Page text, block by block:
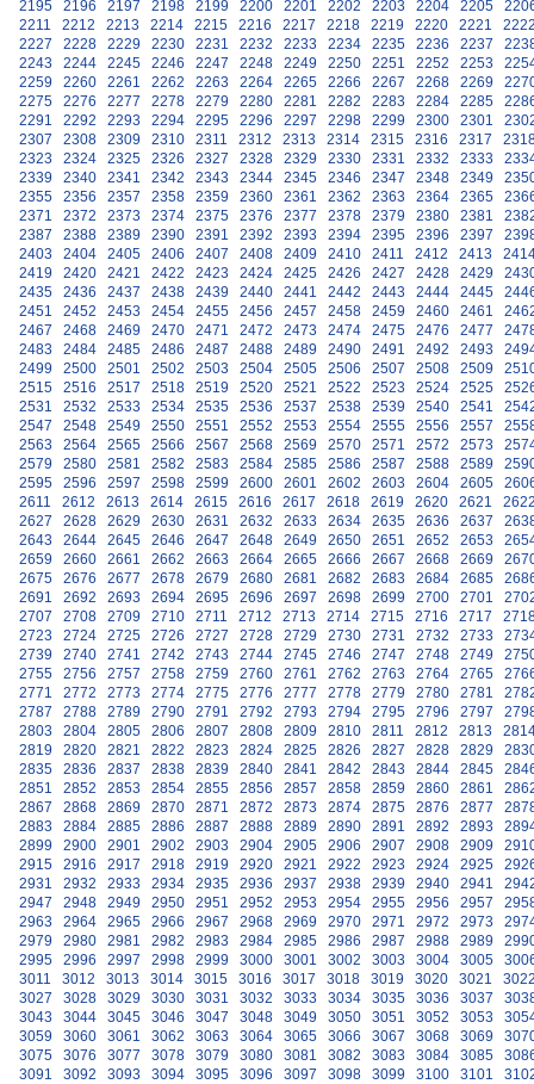
2195
2196 2197 2198 2199 2200 2201 2202 2203 2204 2205
2211
2212 2213 2214 2215 2216 2217 2218 2219 2220 2221
2227
2228 2229 2230 2231 2232 2233 2234 2235 2236 2237
2243
2244 2245 2246 2247 2248 2249 2250 2251 2252 2253
2259
2260 2261 2262 2263 2264 2265 2266 2267 2268 2269
2275
2276 2277 2278 2279 2280 2281 2282 2283 2284 2285
2291
2292 2293 2294 2295 2296 2297 2298 2299 2300 2301
2307
2308 2309 2310 2311 2312 2313 2314 2315 2316 2317
2323
2324 2325 2326 2327 2328 2329 2330 2331 2332 2333
2339
2340 2341 2342 2343 2344 2345 2346 2347 2348 2349
2355
2356 2357 2358 2359 2360 2361 2362 2363 2364 2365
2371
2372 2373 2374 2375 2376 2377 2378 2379 2380 2381
2387
2388 2389 2390 2391 2392 2393 2394 2395 2396 2397
2403
2404 2405 2406 2407 2408 2409 2410 2411 2412 2413
2419
2420 2421 2422 2423 2424 2425 2426 2427 2428 2429
2435
2436 2437 2438 2439 2440 2441 2442 2443 2444 2445
2451
2452 2453 2454 2455 2456 2457 2458 2459 2460 2461
2467
2468 2469 2470 2471 2472 2473 2474 2475 2476 2477
2483
2484 2485 2486 2487 2488 2489 2490 2491 2492 2493
2499
2500 2501 2502 2503 2504 2505 2506 2507 2508 2509
2515
2516 2517 2518 2519 2520 2521 2522 2523 2524 2525
2531
2532 2533 2534 2535 2536 2537 2538 2539 2540 2541
2547
2548 2549 2550 2551 2552 2553 2554 2555 2556 2557
2563
2564 2565 2566 2567 2568 2569 2570 2571 2572 2573
2579
2580 2581 2582 2583 2584 2585 2586 2587 2588 2589
2595
2596 2597 2598 2599 2600 2601 2602 2603 2604 2605
2611
2612 2613 2614 2615 2616 2617 2618 2619 2620 2621
2627
2628 2629 2630 2631 2632 2633 2634 2635 2636 2637
2643
2644 2645 2646 2647 2648 2649 2650 2651 2652 2653
2659
2660 2661 2662 2663 2664 2665 2666 2667 2668 2669
2675
2676 2677 2678 2679 2680 2681 2682 2683 2684 2685
2691
2692 2693 2694 2695 2696 2697 2698 2699 2700 2701
2707
2708 2709 2710 2711 2712 2713 2714 2715 2716 2717
2723
2724 2725 2726 2727 2728 2729 2730 2731 2732 2733
2739
2740 2741 2742 2743 2744 2745 2746 2747 2748 2749
2755
2756 2757 2758 2759 2760 2761 2762 2763 2764 2765
2771
2772 2773 2774 2775 2776 2777 2778 2779 2780 2781
2787
2788 2789 2790 2791 2792 2793 2794 2795 2796 2797
2803
2804 2805 2806 2807 2808 2809 2810 2811 2812 2813
2819
2820 2821 2822 2823 2824 2825 2826 2827 2828 2829
2835
2836 2837 2838 2839 2840 2841 2842 2843 2844 2845
2851
2852 2853 2854 2855 2856 2857 2858 2859 2860 2861
2867
2868 2869 2870 2871 2872 2873 2874 2875 2876 2877
2883
2884 2885 2886 2887 2888 2889 2890 2891 2892 2893
2899
2900 2901 2902 2903 2904 2905 2906 2907 2908 2909
2915
2916 2917 2918 2919 2920 2921 2922 2923 2924 2925
2931
2932 2933 2934 2935 2936 2937 2938 2939 2940 2941
2947
2948 2949 2950 2951 2952 2953 2954 2955 2956 2957
2963
2964 2965 2966 2967 2968 2969 2970 2971 2972 2973
2979
2980 2981 2982 2983 2984 2985 2986 2987 2988 2989
2995
2996 2997 2998 2999 3000 3001 3002 3003 3004 3005
3011
3012 3013 3014 3015 3016 3017 3018 3019 3020 3021
3027
3028 3029 3030 3031 3032 3033 3034 3035 3036 3037
3043
3044 3045 3046 3047 3048 3049 3050 3051 3052 3053
3059
3060 3061 3062 3063 3064 3065 3066 3067 3068 3069
3075
3076 3077 3078 3079 3080 3081 3082 3083 3084 3085
3091
3092 3093 3094 3095 3096 3097 3098 3099 3100 3101